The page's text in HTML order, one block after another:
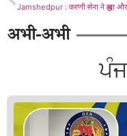
अभी-अभी